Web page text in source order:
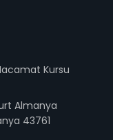
Kursu
Almanya
43761